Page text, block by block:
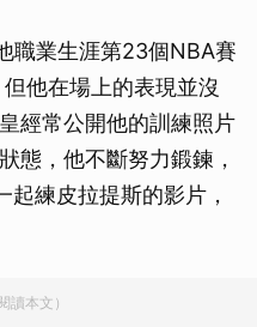
職業生涯第23個NBA賽
他在場上的表現並沒
經常公開他的訓練照片
態，他不斷努力鍛鍊，
練皮拉提斯的影片，
讀本文）